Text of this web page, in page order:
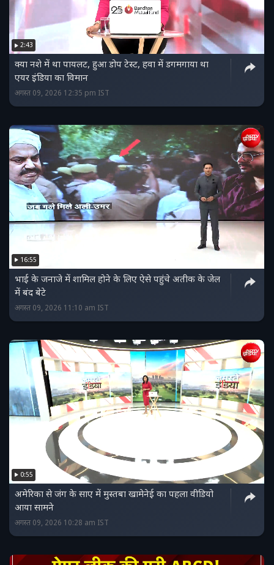
2:43
क्‍या नशे में था पायलट, हुआ डोप टेस्‍ट, हवा में डगमगाया था
एयर इंडिया का विमान
अगस्त 09, 2026 12:35 pm IST
16:55
भाई के जनाजे में शामिल होने के लिए ऐसे पहुंचे अतीक के जेल
में बंद बेटे
अगस्त 09, 2026 11:10 am IST
0:55
अमेरिका से जंग के साए में मुस्तबा खामेनेई का पहला वीडियो
आया सामने
अगस्त 09, 2026 10:28 am IST